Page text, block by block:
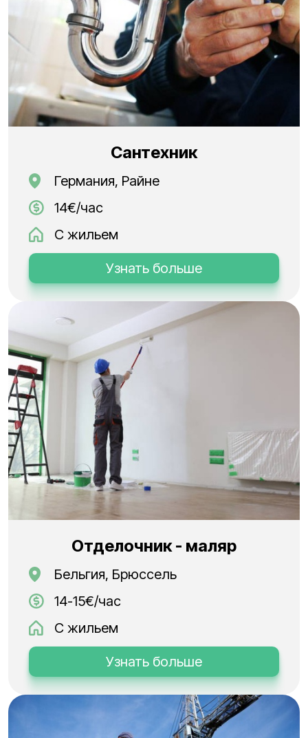
Сантехник
Германия, Райне
14€/час
С жильем
Узнать больше
Отделочник - маляр
Бельгия, Брюссель
14-15€/час
С жильем
Узнать больше